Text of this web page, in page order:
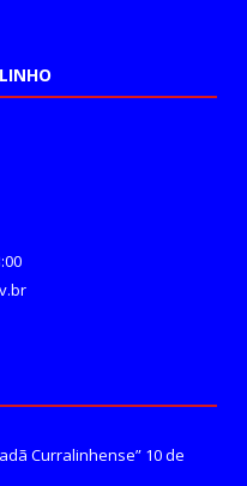
Curralinhense” 10 de